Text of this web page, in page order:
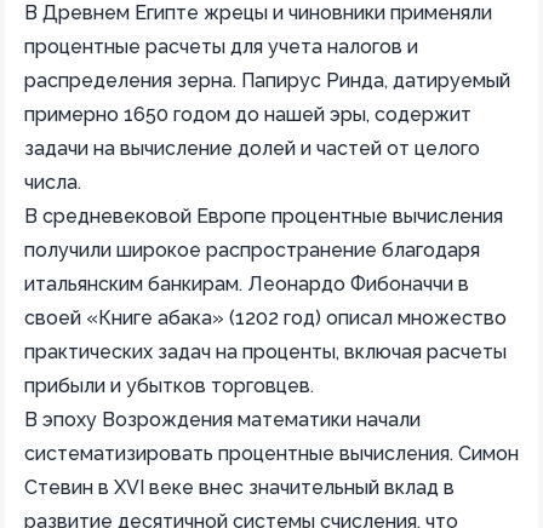
В Древнем Египте жрецы и чиновники применяли
процентные расчеты для учета налогов и
распределения зерна. Папирус Ринда, датируемый
примерно 1650 годом до нашей эры, содержит
задачи на вычисление долей и частей от целого
числа.
В средневековой Европе процентные вычисления
получили широкое распространение благодаря
итальянским банкирам. Леонардо Фибоначчи в
своей «Книге абака» (1202 год) описал множество
практических задач на проценты, включая расчеты
прибыли и убытков торговцев.
В эпоху Возрождения математики начали
систематизировать процентные вычисления. Симон
Стевин в XVI веке внес значительный вклад в
развитие десятичной системы счисления, что